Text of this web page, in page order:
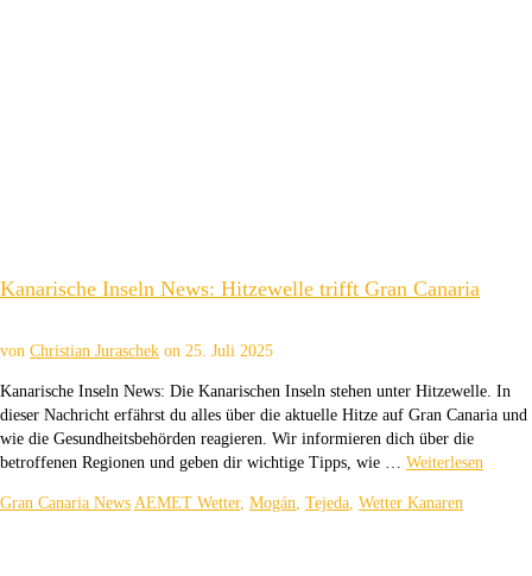
Kanarische Inseln News: Hitzewelle trifft Gran Canaria
von Christian Juraschek on 25. Juli 2025
Kanarische Inseln News: Die Kanarischen Inseln stehen unter Hitzewelle. In
dieser Nachricht erfährst du alles über die aktuelle Hitze auf Gran Canaria und
wie die Gesundheitsbehörden reagieren. Wir informieren dich über die
betroffenen Regionen und geben dir wichtige Tipps, wie … Weiterlesen
Gran Canaria News AEMET Wetter, Mogán, Tejeda, Wetter Kanaren